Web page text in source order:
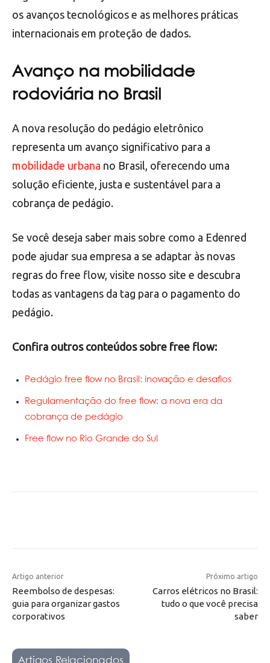
os avanços tecnológicos e as melhores práticas
internacionais em proteção de dados.
Avanço na mobilidade
rodoviária no Brasil
A nova resolução do pedágio eletrônico
representa um avanço significativo para a
mobilidade urbana no Brasil, oferecendo uma
solução eficiente, justa e sustentável para a
cobrança de pedágio.
Se você deseja saber mais sobre como a Edenred
pode ajudar sua empresa a se adaptar às novas
regras do free flow, visite nosso site e descubra
todas as vantagens da tag para o pagamento do
pedágio.
Confira outros conteúdos sobre free flow:
Pedágio free flow no Brasil: inovação e desafios
Regulamentação do free flow: a nova era da
cobrança de pedágio
Free flow no Rio Grande do Sul
Artigo anterior
Reembolso de despesas:
guia para organizar gastos
corporativos
Próximo artigo
Carros elétricos no Brasil:
tudo o que você precisa
saber
Artigos Relacionados